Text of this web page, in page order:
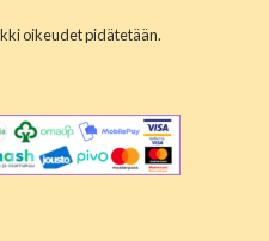
oikeudet pidätetään.